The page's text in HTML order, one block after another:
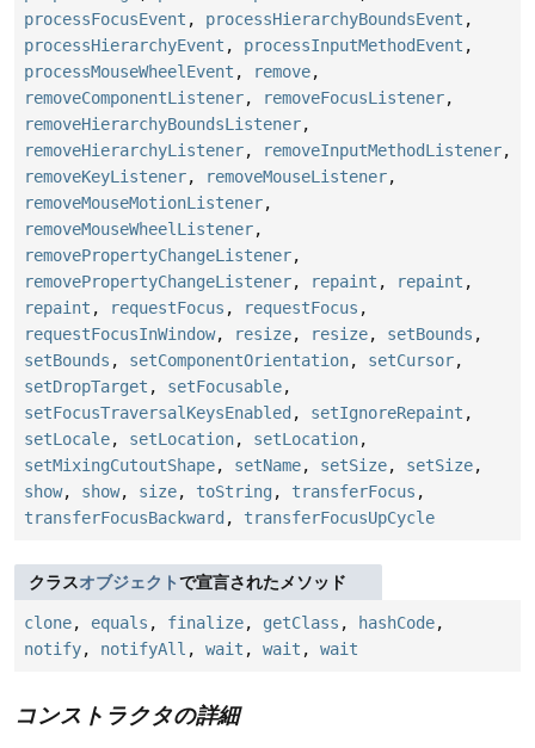
processFocusEvent , processHierarchyBoundsEvent ,
processHierarchyEvent , processInputMethodEvent ,
processMouseWheelEvent , remove,
removeComponentListener, removeFocusListener,
removeHierarchyBoundsListener,
removeHierarchyListener, removeInputMethodListener,
removeKeyListener, removeMouseListener,
removeMouseMotionListener,
removeMouseWheelListener,
removePropertyChangeListener,
removePropertyChangeListener, repaint , repaint ,
repaint , requestFocus , requestFocus ,
requestFocusInWindow, resize, resize, setBounds ,
setBounds , setComponentOrientation, setCursor,
setDropTarget , setFocusable,
setFocusTraversalKeysEnabled , setIgnoreRepaint ,
setLocale, setLocation, setLocation,
setMixingCutoutShape, setName, setSize, setSize,
show, show, size, toString , transferFocus ,
transferFocusBackward , transferFocusUpCycle
クラスオブジェクトで宣言されたメソッド
clone, equals , finalize, getClass , hashCode,
notify, notifyAll , wait , wait , wait
コンストラクタの詳細